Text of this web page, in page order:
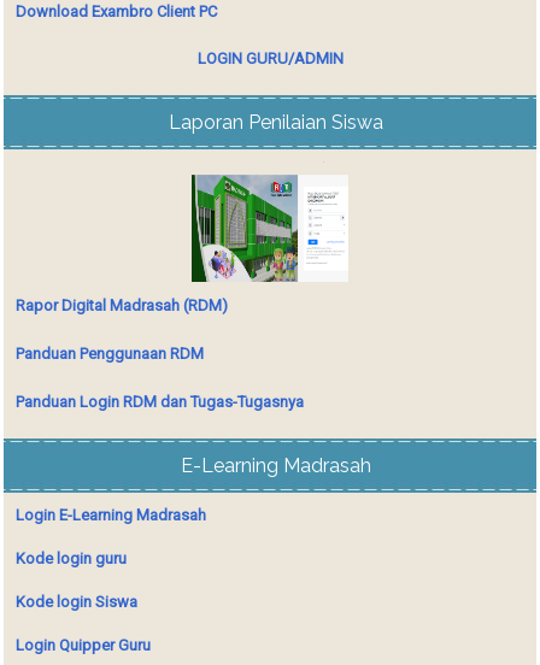
Download Exambro Client PC
LOGIN GURU/ADMIN
Laporan Penilaian Siswa
Rapor Digital Madrasah (RDM)
Panduan Penggunaan RDM
Panduan Login RDM dan Tugas-Tugasnya
E-Learning Madrasah
Login E-Learning Madrasah
Kode login guru
Kode login Siswa
Login Quipper Guru